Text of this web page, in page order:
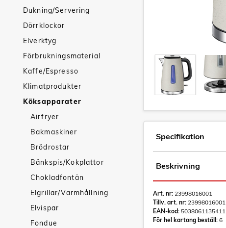
Dukning/Servering
Dörrklockor
Elverktyg
Förbrukningsmaterial
Kaffe/Espresso
Klimatprodukter
Köksapparater
Airfryer
Bakmaskiner
Brödrostar
Bänkspis/Kokplattor
Chokladfontän
Elgrillar/Varmhållning
Elvispar
Fondue
Specifikation
Beskrivning
Art. nr: 23998016001
Tillv. art. nr: 23998016001
EAN-kod: 5038061135411
För hel kartong beställ: 6